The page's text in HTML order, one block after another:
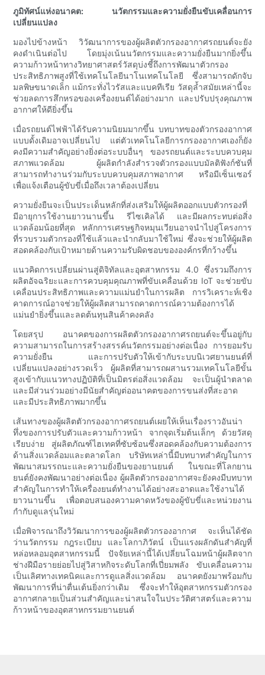
ภูมิทัศน์แห่งอนาคต: นวัตกรรมและความยั่งยืนขับเคลื่อนการ
เปลี่ยนแปลง
มองไปข้างหน้า วิวัฒนาการของผู้ผลิตตัวกรองอากาศรถยนต์จะยัง
คงดำเนินต่อไป โดยมุ่งเน้นนวัตกรรมและความยั่งยืนมากยิ่งขึ้น
ความก้าวหน้าทางวิทยาศาสตร์วัสดุบ่งชี้ถึงการพัฒนาตัวกรอง
ประสิทธิภาพสูงที่ใช้เทคโนโลยีนาโนเทคโนโลยี ซึ่งสามารถดักจับ
มลพิษขนาดเล็ก แม้กระทั่งไวรัสและแบคทีเรีย วัสดุล้ำสมัยเหล่านี้จะ
ช่วยลดการสึกหรอของเครื่องยนต์ได้อย่างมาก และปรับปรุงคุณภาพ
อากาศให้ดียิ่งขึ้น
เมื่อรถยนต์ไฟฟ้าได้รับความนิยมมากขึ้น บทบาทของตัวกรองอากาศ
แบบดั้งเดิมอาจเปลี่ยนไป แต่ตัวเทคโนโลยีการกรองอากาศเองก็ยัง
คงมีความสำคัญอย่างยิ่งต่อระบบอื่นๆ ของรถยนต์และระบบควบคุม
สภาพแวดล้อม ผู้ผลิตกำลังสำรวจตัวกรองแบบมัลติฟังก์ชันที่
สามารถทำงานร่วมกับระบบควบคุมสภาพอากาศ หรือมีเซ็นเซอร์
เพื่อแจ้งเตือนผู้ขับขี่เมื่อถึงเวลาต้องเปลี่ยน
ความยั่งยืนจะเป็นประเด็นหลักที่ส่งเสริมให้ผู้ผลิตออกแบบตัวกรองที่
มีอายุการใช้งานยาวนานขึ้น รีไซเคิลได้ และมีผลกระทบต่อสิ่ง
แวดล้อมน้อยที่สุด หลักการเศรษฐกิจหมุนเวียนอาจนำไปสู่โครงการ
ที่รวบรวมตัวกรองที่ใช้แล้วและนำกลับมาใช้ใหม่ ซึ่งจะช่วยให้ผู้ผลิต
สอดคล้องกับเป้าหมายด้านความรับผิดชอบขององค์กรที่กว้างขึ้น
แนวคิดการเปลี่ยนผ่านสู่ดิจิทัลและอุตสาหกรรม 4.0 ซึ่งรวมถึงการ
ผลิตอัจฉริยะและการควบคุมคุณภาพที่ขับเคลื่อนด้วย IoT จะช่วยขับ
เคลื่อนประสิทธิภาพและความแม่นยำในการผลิต การวิเคราะห์เชิง
คาดการณ์อาจช่วยให้ผู้ผลิตสามารถคาดการณ์ความต้องการได้
แม่นยำยิ่งขึ้นและลดต้นทุนสินค้าคงคลัง
โดยสรุป อนาคตของการผลิตตัวกรองอากาศรถยนต์จะขึ้นอยู่กับ
ความสามารถในการสร้างสรรค์นวัตกรรมอย่างต่อเนื่อง การยอมรับ
ความยั่งยืน และการปรับตัวให้เข้ากับระบบนิเวศยานยนต์ที่
เปลี่ยนแปลงอย่างรวดเร็ว ผู้ผลิตที่สามารถผสานรวมเทคโนโลยีขั้น
สูงเข้ากับแนวทางปฏิบัติที่เป็นมิตรต่อสิ่งแวดล้อม จะเป็นผู้นำตลาด
และมีส่วนร่วมอย่างมีนัยสำคัญต่ออนาคตของการขนส่งที่สะอาด
และมีประสิทธิภาพมากขึ้น
เส้นทางของผู้ผลิตตัวกรองอากาศรถยนต์เผยให้เห็นเรื่องราวอันน่า
ทึ่งของการปรับตัวและความก้าวหน้า จากจุดเริ่มต้นเล็กๆ ด้วยวัสดุ
เรียบง่าย สู่ผลิตภัณฑ์ไฮเทคที่ซับซ้อนซึ่งสอดคล้องกับความต้องการ
ด้านสิ่งแวดล้อมและตลาดโลก บริษัทเหล่านี้มีบทบาทสำคัญในการ
พัฒนาสมรรถนะและความยั่งยืนของยานยนต์ ในขณะที่โลกยาน
ยนต์ยังคงพัฒนาอย่างต่อเนื่อง ผู้ผลิตตัวกรองอากาศจะยังคงมีบทบาท
สำคัญในการทำให้เครื่องยนต์ทำงานได้อย่างสะอาดและใช้งานได้
ยาวนานขึ้น เพื่อตอบสนองความคาดหวังของผู้ขับขี่และหน่วยงาน
กำกับดูแลรุ่นใหม่
เมื่อพิจารณาถึงวิวัฒนาการของผู้ผลิตตัวกรองอากาศ จะเห็นได้ชัด
ว่านวัตกรรม กฎระเบียบ และโลกาภิวัตน์ เป็นแรงผลักดันสำคัญที่
หล่อหลอมอุตสาหกรรมนี้ ปัจจัยเหล่านี้ได้เปลี่ยนโฉมหน้าผู้ผลิตจาก
ช่างฝีมือรายย่อยไปสู่วิสาหกิจระดับโลกที่เปี่ยมพลัง ขับเคลื่อนความ
เป็นเลิศทางเทคนิคและการดูแลสิ่งแวดล้อม อนาคตยังมาพร้อมกับ
พัฒนาการที่น่าตื่นเต้นยิ่งกว่าเดิม ซึ่งจะทำให้อุตสาหกรรมตัวกรอง
อากาศกลายเป็นส่วนสำคัญและน่าสนใจในประวัติศาสตร์และความ
ก้าวหน้าของอุตสาหกรรมยานยนต์